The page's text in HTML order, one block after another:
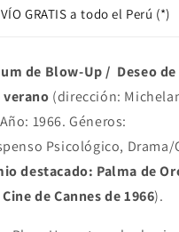
una
verano
Michelangelo
Antonioni,
1966)
GRATIS a todo el Perú (*)
de Blow-Up / Deseo
verano (dirección:
1966. Géneros:
Psicológico, Drama/
destacado: Palma de
de Cannes de 1966).